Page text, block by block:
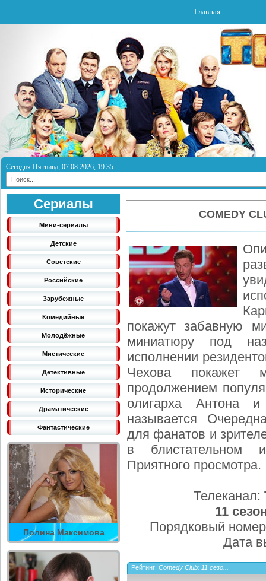
Главная
Сегодня Пятница, 07.08.2026, 19:35
Сериалы
Мини-сериалы
Детские
Советские
Российские
Зарубежные
Комедийные
Молодёжные
Мистические
Детективные
Исторические
Драматические
Фантастические
Полина Максимова
COMEDY
покажут забавную
миниатюру под
исполнении
Чехова покажет
продолжением
олигарха Антона
называется
для фанатов и
в блистательном
Приятного просмотра.
Телеканал:
11
Порядковый
Дата
Рейтинг: Comedy Club: 11 сезо...